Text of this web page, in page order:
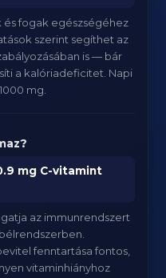
és fogak egészségéhez
szerint segíthet az
is — bár
a kalóriadeficitet. Napi
mg.
mg C-vitamint
az immunrendszert
fenntartása fontos,
vitaminhiányhoz